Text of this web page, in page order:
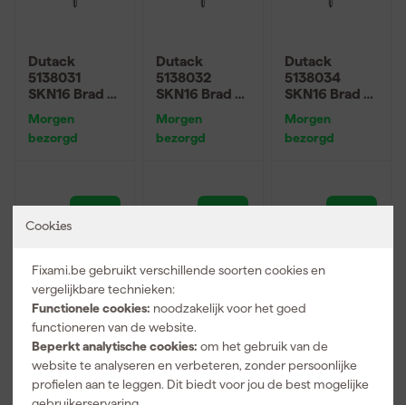
Cookies
Fixami.be gebruikt verschillende soorten cookies en
vergelijkbare technieken:
Functionele cookies: noodzakelijk voor het goed
functioneren van de website.
Beperkt analytische cookies: om het gebruik van de
website te analyseren en verbeteren, zonder persoonlijke
profielen aan te leggen. Dit biedt voor jou de best mogelijke
Dutack
5138031
SKN16 Brad -
x 25mm
(2500st)
Morgen
bezorgd
incl. BTW
Dutack
5138032
SKN16 Brad -
x 30mm
(2500st)
Morgen
bezorgd
Dutack
5138034
SKN16 Brad -
x 40mm
(2500st)
Morgen
bezorgd